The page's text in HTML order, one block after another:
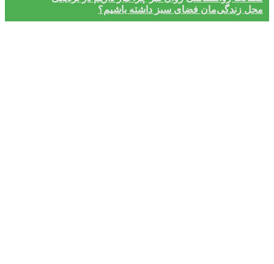
محل زندگی‌مان فضای سبز داشته باشیم؟